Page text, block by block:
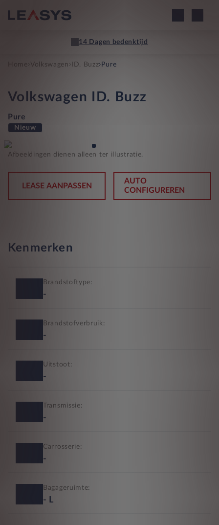
14 Dagen bedenktijd
Home Volkswagen › ID. Buzz› Pure
Volkswagen ID. Buzz
Pure
Nieuw
Afbeeldingen dienen alleen ter illustratie.
LEASE AANPASSEN
AUTO
CONFIGUREREN
Kenmerken
Brandstoftype:
-
Brandstofverbruik:
-
Uitstoot:
-
Transmissie:
-
Carrosserie:
-
Bagageruimte:
- L